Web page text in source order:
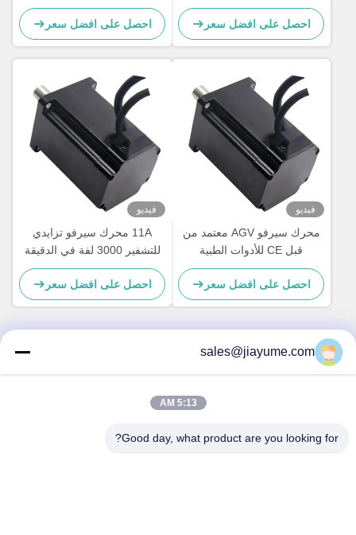
3000RPM
احصل على افضل سعر
التشفير المطلق
احصل على افضل سعر
فيديو
محرك سيرفو AGV معتمد من
قبل CE للأدوات الطبية
والمعدات 3C مع 48V
3000rpm
احصل على افضل سعر
فيديو
11A محرك سيرفو تزايدي
للتشفير 3000 لفة في الدقيقة
ODM 400 واط 2500 خطوط
احصل على افضل سعر
اتصال سريع
sales@jiayume.com
5:13 AM
Good day, what product are you looking for?